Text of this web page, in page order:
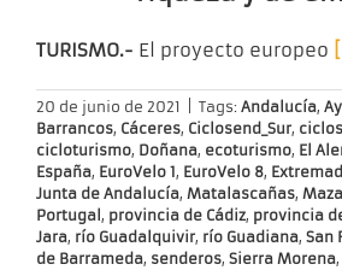
TURISMO.- El proyecto europeo
20 de junio de 2021 Tags: Andalucía,
Barrancos, Cáceres, Ciclosend_Sur,
cicloturismo, Doñana, ecoturismo, El
España, EuroVelo 1, EuroVelo 8,
Junta de Andalucía, Matalascañas,
Portugal , provincia de Cádiz, provincia
Jara, río Guadalquivir, río Guadiana, San
de Barrameda, senderos, Sierra Morena,